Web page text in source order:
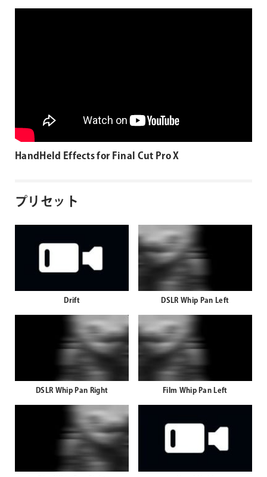
HandHeld Effects for Final Cut Pro X
プリセット
Drift DSLR Whip Pan Left
DSLR Whip Pan Right Film Whip Pan Left